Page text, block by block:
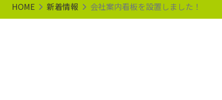
HOME 新着情報 会社案内看板を設置しました！